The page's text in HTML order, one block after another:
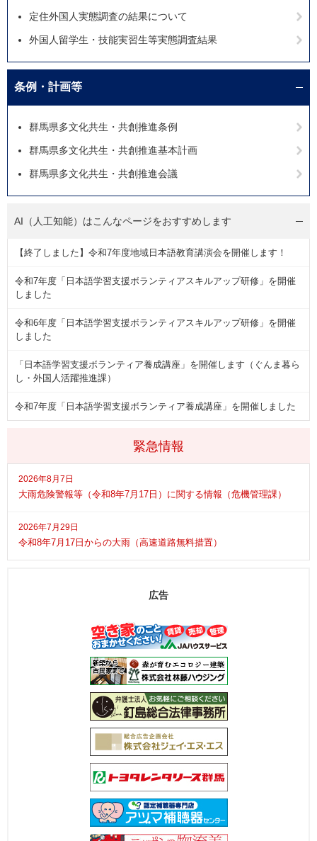
緊急情報
2026年8月7日
大雨危険警報等（令和8年7月17日）に関する情報（危機管理課）
2026年7月29日
令和8年7月17日からの大雨（高速道路無料措置）
定住外国人実態調査の結果について
外国人留学生・技能実習生等実態調査結果
条例・計画等
群馬県多文化共生・共創推進条例
群馬県多文化共生・共創推進基本計画
群馬県多文化共生・共創推進会議
AI（人工知能）はこんなページをおすすめします
【終了しました】令和7年度地域日本語教育講演会を開催します！
令和7年度「日本語学習支援ボランティアスキルアップ研修」を開催
しました
令和6年度「日本語学習支援ボランティアスキルアップ研修」を開催
しました
「日本語学習支援ボランティア養成講座」を開催します（ぐんま暮ら
し・外国人活躍推進課）
令和7年度「日本語学習支援ボランティア養成講座」を開催しました
広告